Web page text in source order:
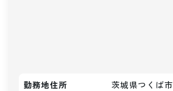
勤務地住所
茨城県つくば市